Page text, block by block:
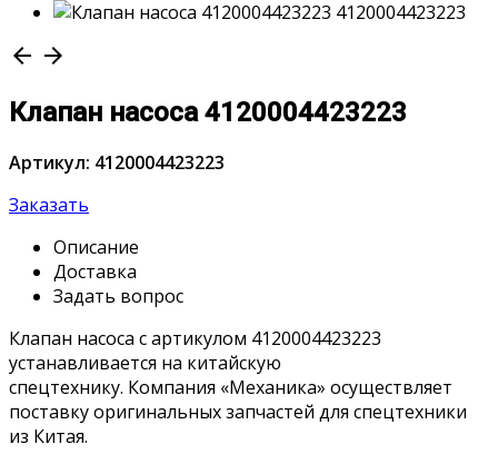
arrow_back arrow_forward
Клапан насоса 4120004423223
Артикул: 4120004423223
Заказать
Описание
Доставка
Задать вопрос
Клапан насоса с артикулом 4120004423223
устанавливается на китайскую
спецтехнику. Компания «Механика» осуществляет
поставку оригинальных запчастей для спецтехники
из Китая.